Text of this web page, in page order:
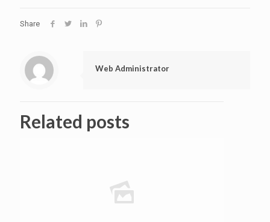
Share
Web Administrator
Related posts